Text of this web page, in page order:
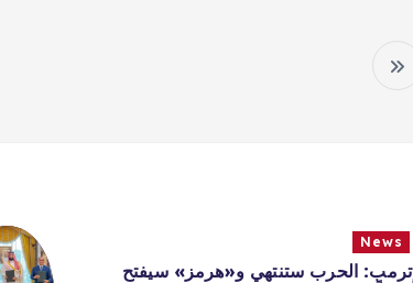
News
ترمب: الحرب ستنتهي و«هرمز» سيفتح